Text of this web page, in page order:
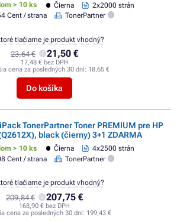
> 10 ks Čierna
2x2000 strán
Cent / strana
TonerPartner
23,64 € 21,50 €
17,48 € bez DPH
cena za posledných 30 dní: 18,65 €
Do košíka
tlačiarne je produkt vhodný?
TonerPartner Toner PREMIUM pre HP
black (čierny) 3+1 ZDARMA
> 10 ks Čierna
4x2500 strán
Cent / strana
TonerPartner
209,84 € 207,75 €
168,90 € bez DPH
cena za posledných 30 dní: 199,43 €
tlačiarne je produkt vhodný?